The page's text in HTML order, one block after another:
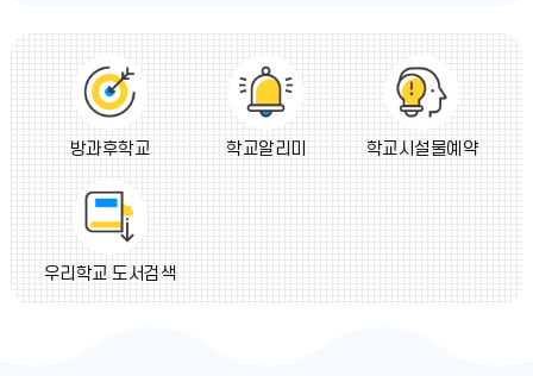
방과후학교 학교알리미 학교시설물예약
우리학교 도서검색